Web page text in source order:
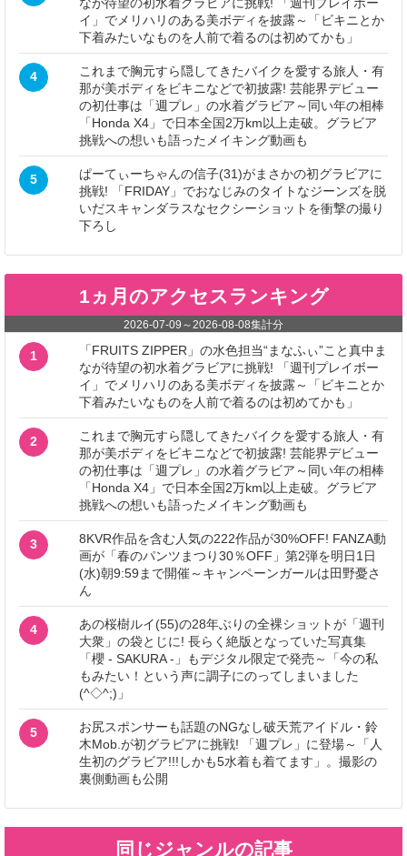
イ」でメリハリのある美ボディを披露～「ビキニとか
下着みたいなものを人前で着るのは初めてかも」
4
これまで胸元すら隠してきたバイクを愛する旅人・有
那が美ボディをビキニなどで初披露! 芸能界デビュー
の初仕事は「週プレ」の水着グラビア～同い年の相棒
「Honda X4」で日本全国2万km以上走破。グラビア
挑戦への想いも語ったメイキング動画も
5
ぱーてぃーちゃんの信子(31)がまさかの初グラビアに
挑戦! 「FRIDAY」でおなじみのタイトなジーンズを脱
いだスキャンダラスなセクシーショットを衝撃の撮り
下ろし
1ヵ月のアクセスランキング
2026-07-09 ～2026-08-08集計分
1
「FRUITS ZIPPER」の水色担当“まなふぃ”こと真中ま
なが待望の初水着グラビアに挑戦! 「週刊プレイボー
イ」でメリハリのある美ボディを披露～「ビキニとか
下着みたいなものを人前で着るのは初めてかも」
2
これまで胸元すら隠してきたバイクを愛する旅人・有
那が美ボディをビキニなどで初披露! 芸能界デビュー
の初仕事は「週プレ」の水着グラビア～同い年の相棒
「Honda X4」で日本全国2万km以上走破。グラビア
挑戦への想いも語ったメイキング動画も
3
8KVR作品を含む人気の222作品が30%OFF! FANZA動
画が「春のパンツまつり30％OFF」第2弾を明日1日
(水)朝9:59まで開催～キャンペーンガールは田野憂さ
ん
4
あの桜樹ルイ(55)の28年ぶりの全裸ショットが「週刊
大衆」の袋とじに! 長らく絶版となっていた写真集
「櫻 - SAKURA -」もデジタル限定で発売～「今の私
もみたい！という声に調子にのってしまいました
(^◇^;)」
5
お尻スポンサーも話題のNGなし破天荒アイドル・鈴
木Mob.が初グラビアに挑戦! 「週プレ」に登場～「人
生初のグラビア!!!しかも5水着も着てます」。撮影の
裏側動画も公開
同じジャンルの記事